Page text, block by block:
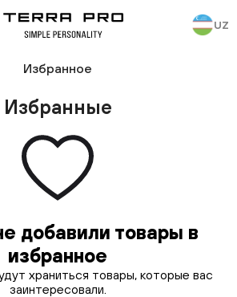
UZ
Избранное
Избранные
добавили товары в
избранное
храниться товары, которые вас
заинтересовали.